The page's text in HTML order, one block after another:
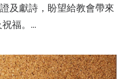
及獻詩，盼望給教會帶來
福。…